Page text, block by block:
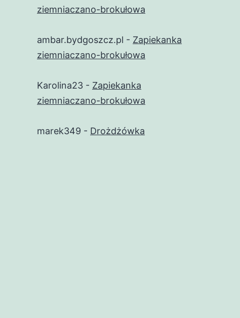
ziemniaczano-brokułowa
ambar.bydgoszcz.pl - Zapiekanka
ziemniaczano-brokułowa
Karolina23 - Zapiekanka
ziemniaczano-brokułowa
marek349 - Drożdżówka